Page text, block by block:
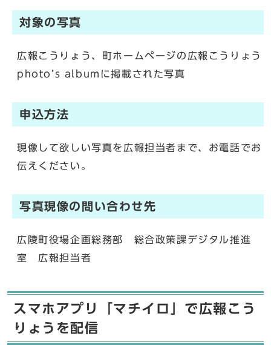
対象の写真
広報こうりょう、町ホームページの広報こうりょう
photo’s albumに掲載された写真
申込方法
現像して欲しい写真を広報担当者まで、お電話でお
伝えください。
写真現像の問い合わせ先
広陵町役場企画総務部 総合政策課デジタル推進
室 広報担当者
スマホアプリ「マチイロ」で広報こう
りょうを配信